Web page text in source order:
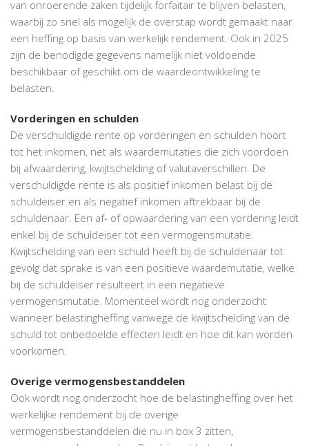
van onroerende zaken tijdelijk forfaitair te blijven belasten,
waarbij zo snel als mogelijk de overstap wordt gemaakt naar
een heffing op basis van werkelijk rendement. Ook in 2025
zijn de benodigde gegevens namelijk niet voldoende
beschikbaar of geschikt om de waardeontwikkeling te
belasten.
Vorderingen en schulden
De verschuldigde rente op vorderingen en schulden hoort
tot het inkomen, net als waardemutaties die zich voordoen
bij afwaardering, kwijtschelding of valutaverschillen. De
verschuldigde rente is als positief inkomen belast bij de
schuldeiser en als negatief inkomen aftrekbaar bij de
schuldenaar. Een af- of opwaardering van een vordering leidt
enkel bij de schuldeiser tot een vermogensmutatie.
Kwijtschelding van een schuld heeft bij de schuldenaar tot
gevolg dat sprake is van een positieve waardemutatie, welke
bij de schuldeiser resulteert in een negatieve
vermogensmutatie. Momenteel wordt nog onderzocht
wanneer belastingheffing vanwege de kwijtschelding van de
schuld tot onbedoelde effecten leidt en hoe dit kan worden
voorkomen.
Overige vermogensbestanddelen
Ook wordt nog onderzocht hoe de belastingheffing over het
werkelijke rendement bij de overige
vermogensbestanddelen die nu in box 3 zitten,